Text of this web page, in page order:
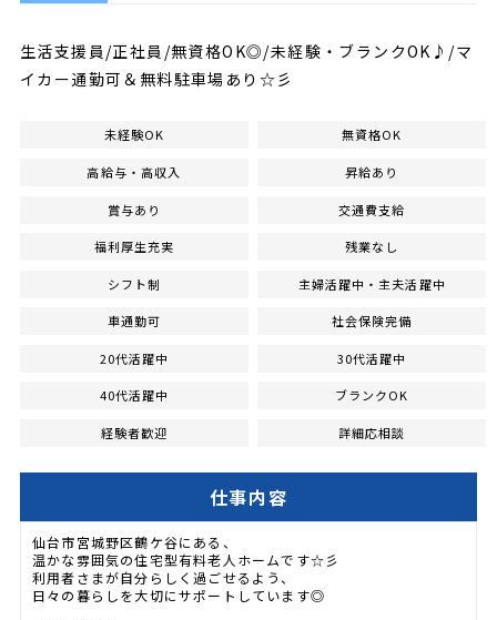
生活支援員/正社員/無資格OK◎/未経験・ブランクOK♪/マ
イカー通勤可＆無料駐車場あり☆彡
未経験OK 無資格OK
高給与・高収入 昇給あり
賞与あり 交通費支給
福利厚生充実 残業なし
シフト制 主婦活躍中・主夫活躍中
車通勤可 社会保険完備
20代活躍中 30代活躍中
40代活躍中 ブランクOK
経験者歓迎 詳細応相談
仕事内容
仙台市宮城野区鶴ケ谷にある、
温かな雰囲気の住宅型有料老人ホームです☆彡
利用者さまが自分らしく過ごせるよう、
日々の暮らしを大切にサポートしています◎